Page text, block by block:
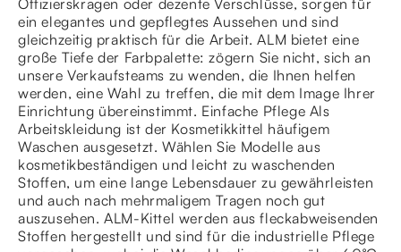
ein elegantes und gepflegtes Aussehen und sind
gleichzeitig praktisch für die Arbeit. ALM bietet eine
große Tiefe der Farbpalette: zögern Sie nicht, sich an
unsere Verkaufsteams zu wenden, die Ihnen helfen
werden, eine Wahl zu treffen, die mit dem Image Ihrer
Einrichtung übereinstimmt. Einfache Pflege Als
Arbeitskleidung ist der Kosmetikkittel häufigem
Waschen ausgesetzt. Wählen Sie Modelle aus
kosmetikbeständigen und leicht zu waschenden
Stoffen, um eine lange Lebensdauer zu gewährleisten
und auch nach mehrmaligem Tragen noch gut
auszusehen. ALM-Kittel werden aus fleckabweisenden
Stoffen hergestellt und sind für die industrielle Pflege